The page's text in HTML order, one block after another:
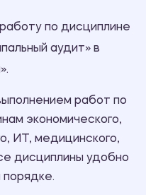
по дисциплине
аудит» в
работ по
экономического,
ИТ, медицинского,
дисциплины удобно